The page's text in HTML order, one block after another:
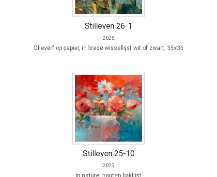
Stilleven 26-1
2026
Olieverf op papier, in brede wissellijst wit of zwart, 35x35
Stilleven 25-10
2025
In naturel houten baklijst